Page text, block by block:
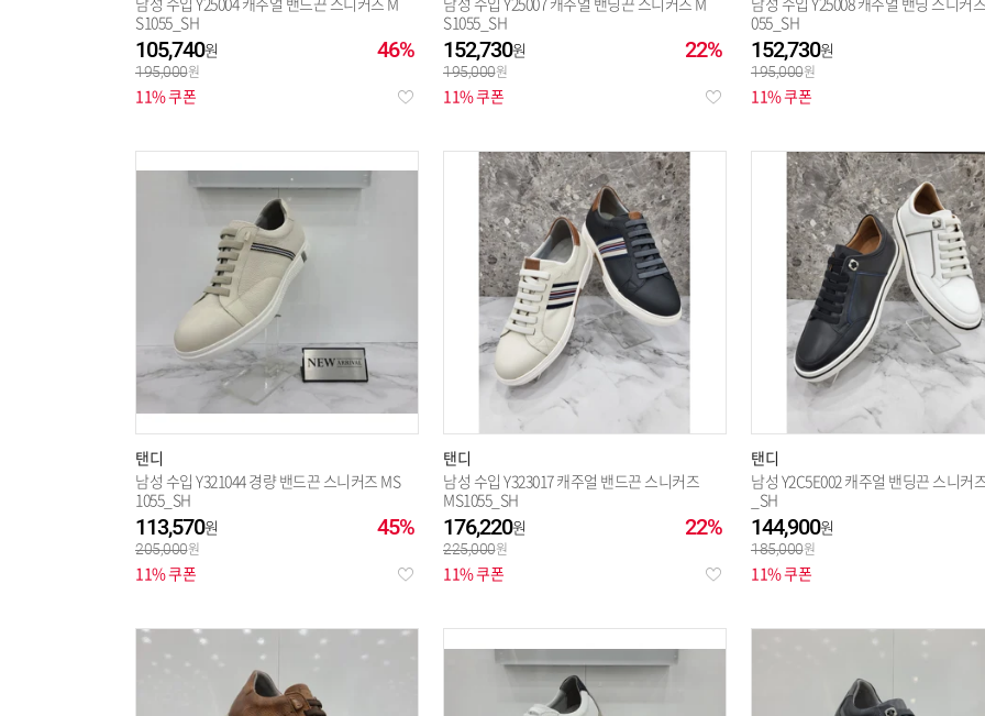
S1055_SH
46%
105,740
195,000
11% 쿠폰
S1055_SH
22%
152,730
195,000
11% 쿠폰
055_SH
152,730
195,000
11% 쿠폰
탠디
남성 수입 Y321044 경량 밴드끈 스니커즈 MS
1055_SH
45%
113,570
205,000
11% 쿠폰
탠디
남성 수입 Y323017 캐주얼 밴드끈 스니커즈
MS1055_SH
22%
176,220
225,000
11% 쿠폰
탠디
남성 Y2C5E002 캐주얼 밴딩끈 스니커
_SH
144,900
185,000
11% 쿠폰